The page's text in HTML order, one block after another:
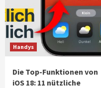
Handys
Die Top-Funktionen von
iOS 18: 11 nützliche